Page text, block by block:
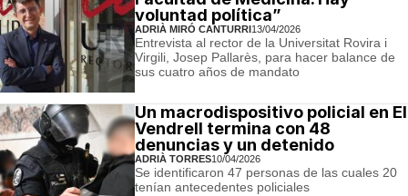
voluntad política”
ADRIÀ MIRÓ CANTURRI 13/04/2026
Entrevista al rector de la Universitat Rovira i
Virgili, Josep Pallarès, para hacer balance de
sus cuatro años de mandato
Un macrodispositivo policial en El
Vendrell termina con 48
denuncias y un detenido
ADRIÀ TORRES10/04/2026
Se identificaron 47 personas de las cuales 20
tenían antecedentes policiales